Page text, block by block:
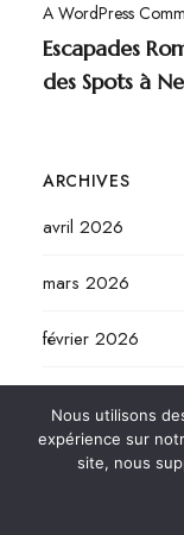
A WordPress
Escapades
des Spots à
ARCHIVES
avril 2026
mars 2026
février 2026
mars 2023
Nous utilisons
expérience sur
site, nous